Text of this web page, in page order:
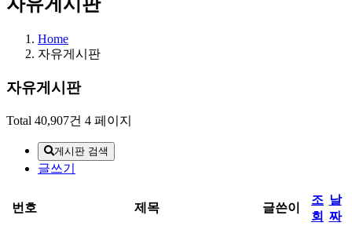
자유게시판
Home
자유게시판
자유게시판
Total 40,907건 4 페이지
게시판 검색
글쓰기
번호 제목 글쓴이
조
회
날
짜